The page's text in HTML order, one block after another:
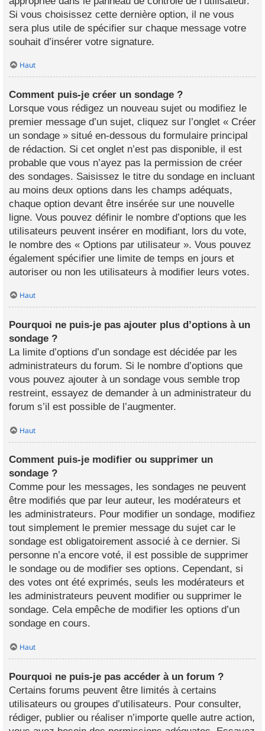
Si vous choisissez cette dernière option, il ne vous
sera plus utile de spécifier sur chaque message votre
souhait d’insérer votre signature.
Haut
Comment puis-je créer un sondage ?
Lorsque vous rédigez un nouveau sujet ou modifiez le
premier message d’un sujet, cliquez sur l’onglet « Créer
un sondage » situé en-dessous du formulaire principal
de rédaction. Si cet onglet n’est pas disponible, il est
probable que vous n’ayez pas la permission de créer
des sondages. Saisissez le titre du sondage en incluant
au moins deux options dans les champs adéquats,
chaque option devant être insérée sur une nouvelle
ligne. Vous pouvez définir le nombre d’options que les
utilisateurs peuvent insérer en modifiant, lors du vote,
le nombre des « Options par utilisateur ». Vous pouvez
également spécifier une limite de temps en jours et
autoriser ou non les utilisateurs à modifier leurs votes.
Haut
Pourquoi ne puis-je pas ajouter plus d’options à un
sondage ?
La limite d’options d’un sondage est décidée par les
administrateurs du forum. Si le nombre d’options que
vous pouvez ajouter à un sondage vous semble trop
restreint, essayez de demander à un administrateur du
forum s’il est possible de l’augmenter.
Haut
Comment puis-je modifier ou supprimer un
sondage ?
Comme pour les messages, les sondages ne peuvent
être modifiés que par leur auteur, les modérateurs et
les administrateurs. Pour modifier un sondage, modifiez
tout simplement le premier message du sujet car le
sondage est obligatoirement associé à ce dernier. Si
personne n’a encore voté, il est possible de supprimer
le sondage ou de modifier ses options. Cependant, si
des votes ont été exprimés, seuls les modérateurs et
les administrateurs peuvent modifier ou supprimer le
sondage. Cela empêche de modifier les options d’un
sondage en cours.
Haut
Pourquoi ne puis-je pas accéder à un forum ?
Certains forums peuvent être limités à certains
utilisateurs ou groupes d’utilisateurs. Pour consulter,
rédiger, publier ou réaliser n’importe quelle autre action,